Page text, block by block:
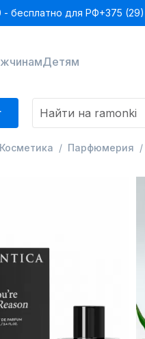
бесплатно для РФ+375
Детям
Косметика Парфюмерия